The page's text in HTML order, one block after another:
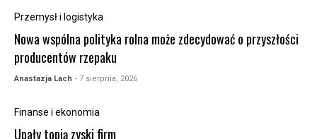
Przemysł i logistyka
Nowa wspólna polityka rolna może zdecydować o przyszłości
producentów rzepaku
Anastazja Lach - 7 sierpnia, 2026
Finanse i ekonomia
Upały topią zyski firm